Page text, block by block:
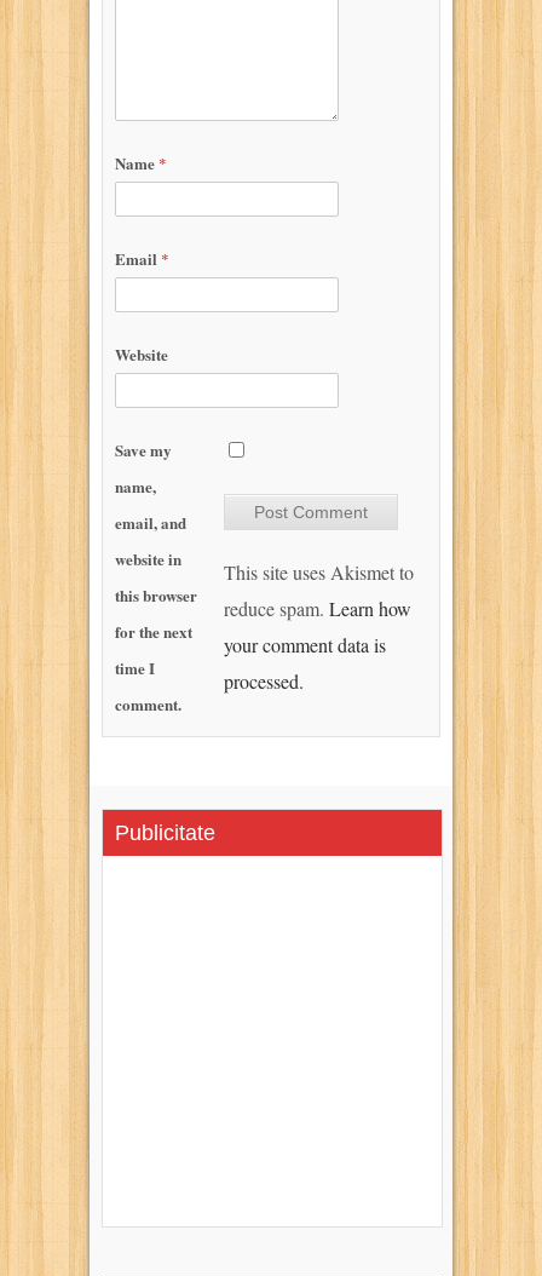
Name *
Email *
Website
Save my
name,
email, and
website in
this browser
for the next
time I
comment.
This site uses Akismet to
reduce spam. Learn how
your comment data is
processed.
Publicitate